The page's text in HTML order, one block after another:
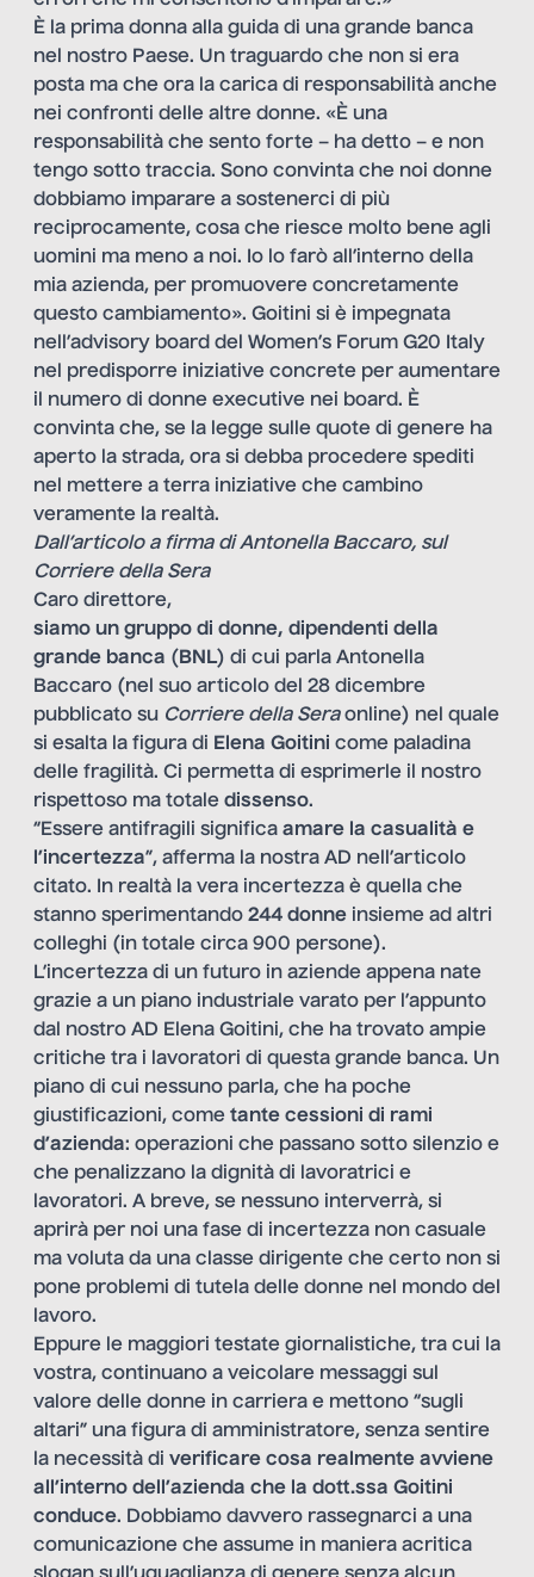
È la prima donna alla guida di una grande banca
nel nostro Paese. Un traguardo che non si era
posta ma che ora la carica di responsabilità anche
nei confronti delle altre donne. «È una
responsabilità che sento forte – ha detto – e non
tengo sotto traccia. Sono convinta che noi donne
dobbiamo imparare a sostenerci di più
reciprocamente, cosa che riesce molto bene agli
uomini ma meno a noi. Io lo farò all’interno della
mia azienda, per promuovere concretamente
questo cambiamento». Goitini si è impegnata
nell’advisory board del Women’s Forum G20 Italy
nel predisporre iniziative concrete per aumentare
il numero di donne executive nei board. È
convinta che, se la legge sulle quote di genere ha
aperto la strada, ora si debba procedere spediti
nel mettere a terra iniziative che cambino
veramente la realtà.
Dall’articolo a firma di Antonella Baccaro, sul
Corriere della Sera
Caro direttore,
siamo un gruppo di donne, dipendenti della
grande banca ( BNL) di cui parla Antonella
Baccaro (nel suo articolo del 28 dicembre
pubblicato su Corriere della Seraonline) nel quale
si esalta la figura di Elena Goitini come paladina
delle fragilità. Ci permetta di esprimerle il nostro
rispettoso ma totale dissenso.
“Essere antifragili significa amare la casualità e
l’incertezza”, afferma la nostra AD nell’articolo
citato. In realtà la vera incertezza è quella che
stanno sperimentando 244 donne insieme ad altri
colleghi (in totale circa 900 persone).
L’incertezza di un futuro in aziende appena nate
grazie a un piano industriale varato per l’appunto
dal nostro AD Elena Goitini, che ha trovato ampie
critiche tra i lavoratori di questa grande banca. Un
piano di cui nessuno parla, che ha poche
giustificazioni, come tante cessioni di rami
d’azienda: operazioni che passano sotto silenzio e
che penalizzano la dignità di lavoratrici e
lavoratori. A breve, se nessuno interverrà, si
aprirà per noi una fase di incertezza non casuale
ma voluta da una classe dirigente che certo non si
pone problemi di tutela delle donne nel mondo del
lavoro.
Eppure le maggiori testate giornalistiche, tra cui la
vostra, continuano a veicolare messaggi sul
valore delle donne in carriera e mettono “sugli
altari” una figura di amministratore, senza sentire
la necessità di verificare cosa realmente avviene
all’interno dell’azienda che la dott.ssa Goitini
conduce. Dobbiamo davvero rassegnarci a una
comunicazione che assume in maniera acritica